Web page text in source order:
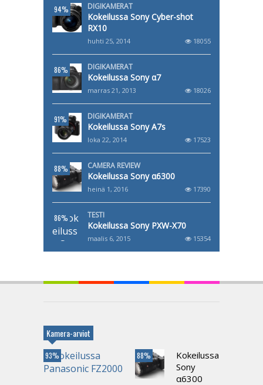
94% DIGIKAMERAT
Kokeilussa Sony Cyber-shot
RX10
huhti 25, 2014 18055
86% DIGIKAMERAT
Kokeilussa Sony α7
marras 21, 2013 18026
91% DIGIKAMERAT
Kokeilussa Sony A7s
loka 22, 2014 17523
88% CAMERA REVIEW
Kokeilussa Sony α6300
heinä 1, 2016 17390
86% TESTI
Kokeilussa Sony PXW-X70
maalis 6, 2015 15354
Kamera-arviot
93% 88%
Kokeilussa
Sony
α6300